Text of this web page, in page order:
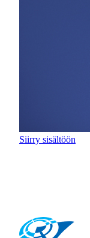
Siirry sisältöön